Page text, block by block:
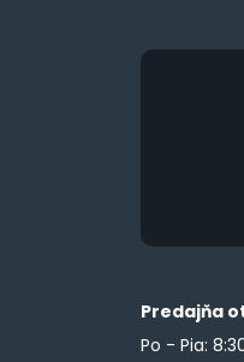
Predajňa
Po - Pia: